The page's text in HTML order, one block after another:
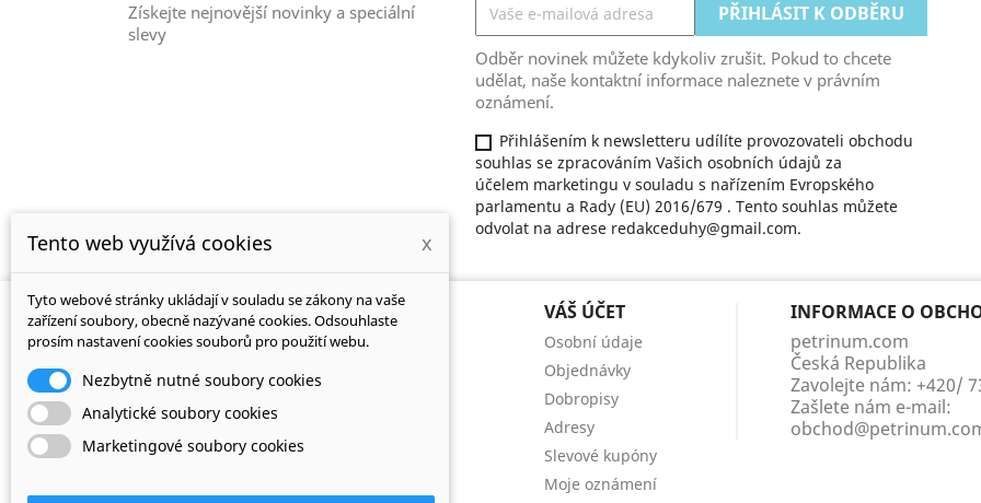
Získejte nejnovější novinky a speciální
slevy
Odběr novinek můžete kdykoliv zrušit. Pokud to chcete
udělat, naše kontaktní informace naleznete v právním
oznámení.
Přihlášením k newsletteru udílíte provozovateli obchodu
souhlas se zpracováním Vašich osobních údajů za
účelem marketingu v souladu s nařízením Evropského
parlamentu a Rady (EU) 2016/679 . Tento souhlas můžete
odvolat na adrese redakceduhy@gmail.com.
NAŠE
SPOLEČNOST
Právní ustanovení
Obchodní podmínky
O nás
VÁŠ ÚČET
Osobní údaje
Objednávky
Dobropisy
Adresy
Slevové kupóny
Moje oznámení
INFORMACE O
petrinum.com
Česká Republika
Zavolejte nám: +420/
Zašlete nám e-mail:
Tento web využívá cookies x
Tyto webové stránky ukládají v souladu se zákony na vaše
zařízení soubory, obecně nazývané cookies. Odsouhlaste
prosím nastavení cookies souborů pro použití webu.
Nezbytně nutné soubory cookies
Analytické soubory cookies
Marketingové soubory cookies